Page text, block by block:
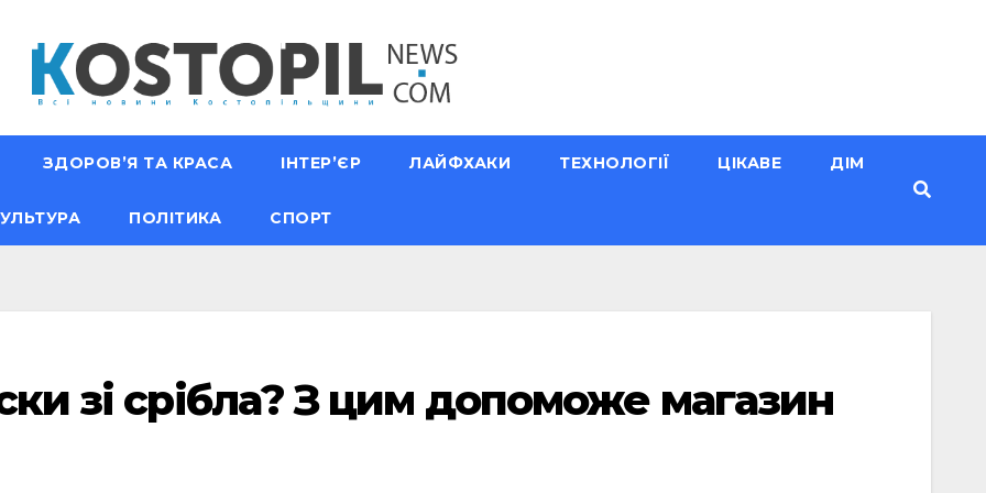
ЗДОРОВ’Я ТА КРАСА ІНТЕР’ЄР ЛАЙФХАКИ ТЕХНОЛОГІЇ ЦІКАВЕ ДІМ
ПОЛІТИКА СПОРТ
зі срібла? З цим допоможе магазин